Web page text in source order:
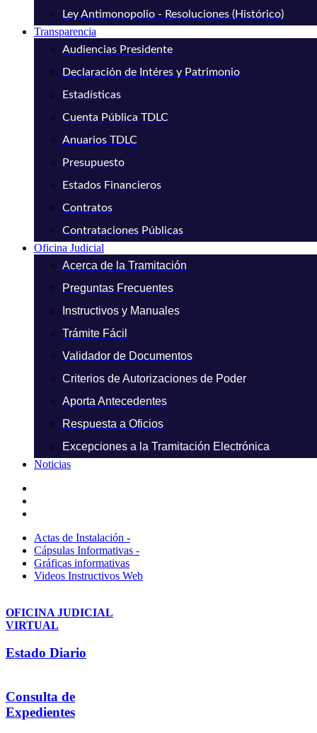
Ley Antimonopolio - Resoluciones (Histórico)
Transparencia
Audiencias Presidente
Declaración de Intéres y Patrimonio
Estadísticas
Cuenta Pública TDLC
Anuarios TDLC
Presupuesto
Estados Financieros
Contratos
Contrataciones Públicas
Oficina Judicial
Acerca de la Tramitación
Preguntas Frecuentes
Instructivos y Manuales
Trámite Fácil
Validador de Documentos
Criterios de Autorizaciones de Poder
Aporta Antecedentes
Respuesta a Oficios
Excepciones a la Tramitación Electrónica
Noticias
Actas de Instalación -
Cápsulas Informativas -
Gráficas informativas
Videos Instructivos Web
OFICINA JUDICIAL
VIRTUAL
Estado Diario
Consulta de
Expedientes